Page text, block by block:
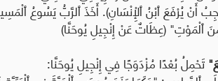
أَنْ يُرْفَعَ ٱبْنُ ٱلْإِنْسَانِ). أَخَذَ ٱلرَّبُّ يَسُوعُ
ٱلْمَوْتِ"(عِظَاتٌ عَنْ إِنْجِيلِ يُوحَنَّا)
"تَحْمِلُ بُعْدًا مُزْدَوَجًا فِي إِنْجِيلِ يُوحَنَّا: